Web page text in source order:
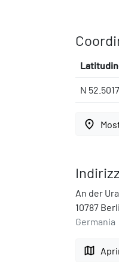
N
place
An der
10787
Germania
map